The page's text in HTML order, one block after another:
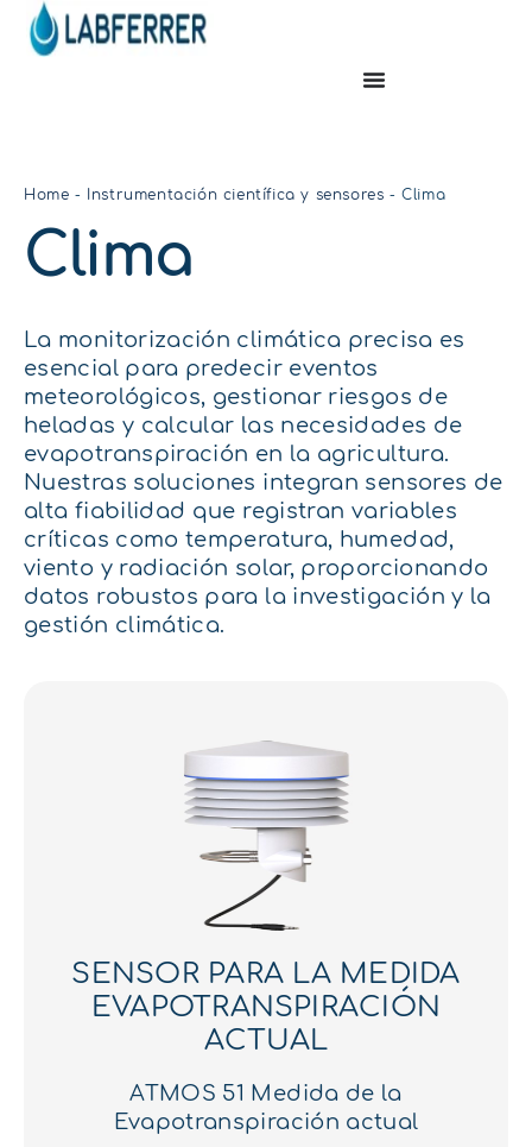
Home - Instrumentación científica y sensores -Clima
Clima
La monitorización climática precisa es
esencial para predecir eventos
meteorológicos, gestionar riesgos de
heladas y calcular las necesidades de
evapotranspiración en la agricultura.
Nuestras soluciones integran sensores de
alta fiabilidad que registran variables
críticas como temperatura, humedad,
viento y radiación solar, proporcionando
datos robustos para la investigación y la
gestión climática.
SENSOR PARA LA MEDIDA
EVAPOTRANSPIRACIÓN
ACTUAL
ATMOS 51 Medida de la
Evapotranspiración actual